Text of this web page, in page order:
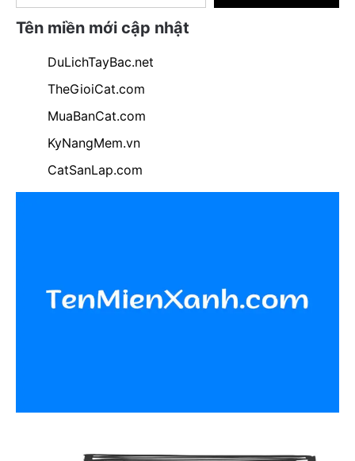
Tên miền mới cập nhật
DuLichTayBac.net
TheGioiCat.com
MuaBanCat.com
KyNangMem.vn
CatSanLap.com